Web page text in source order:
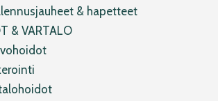
& hapetteet
& VARTALO